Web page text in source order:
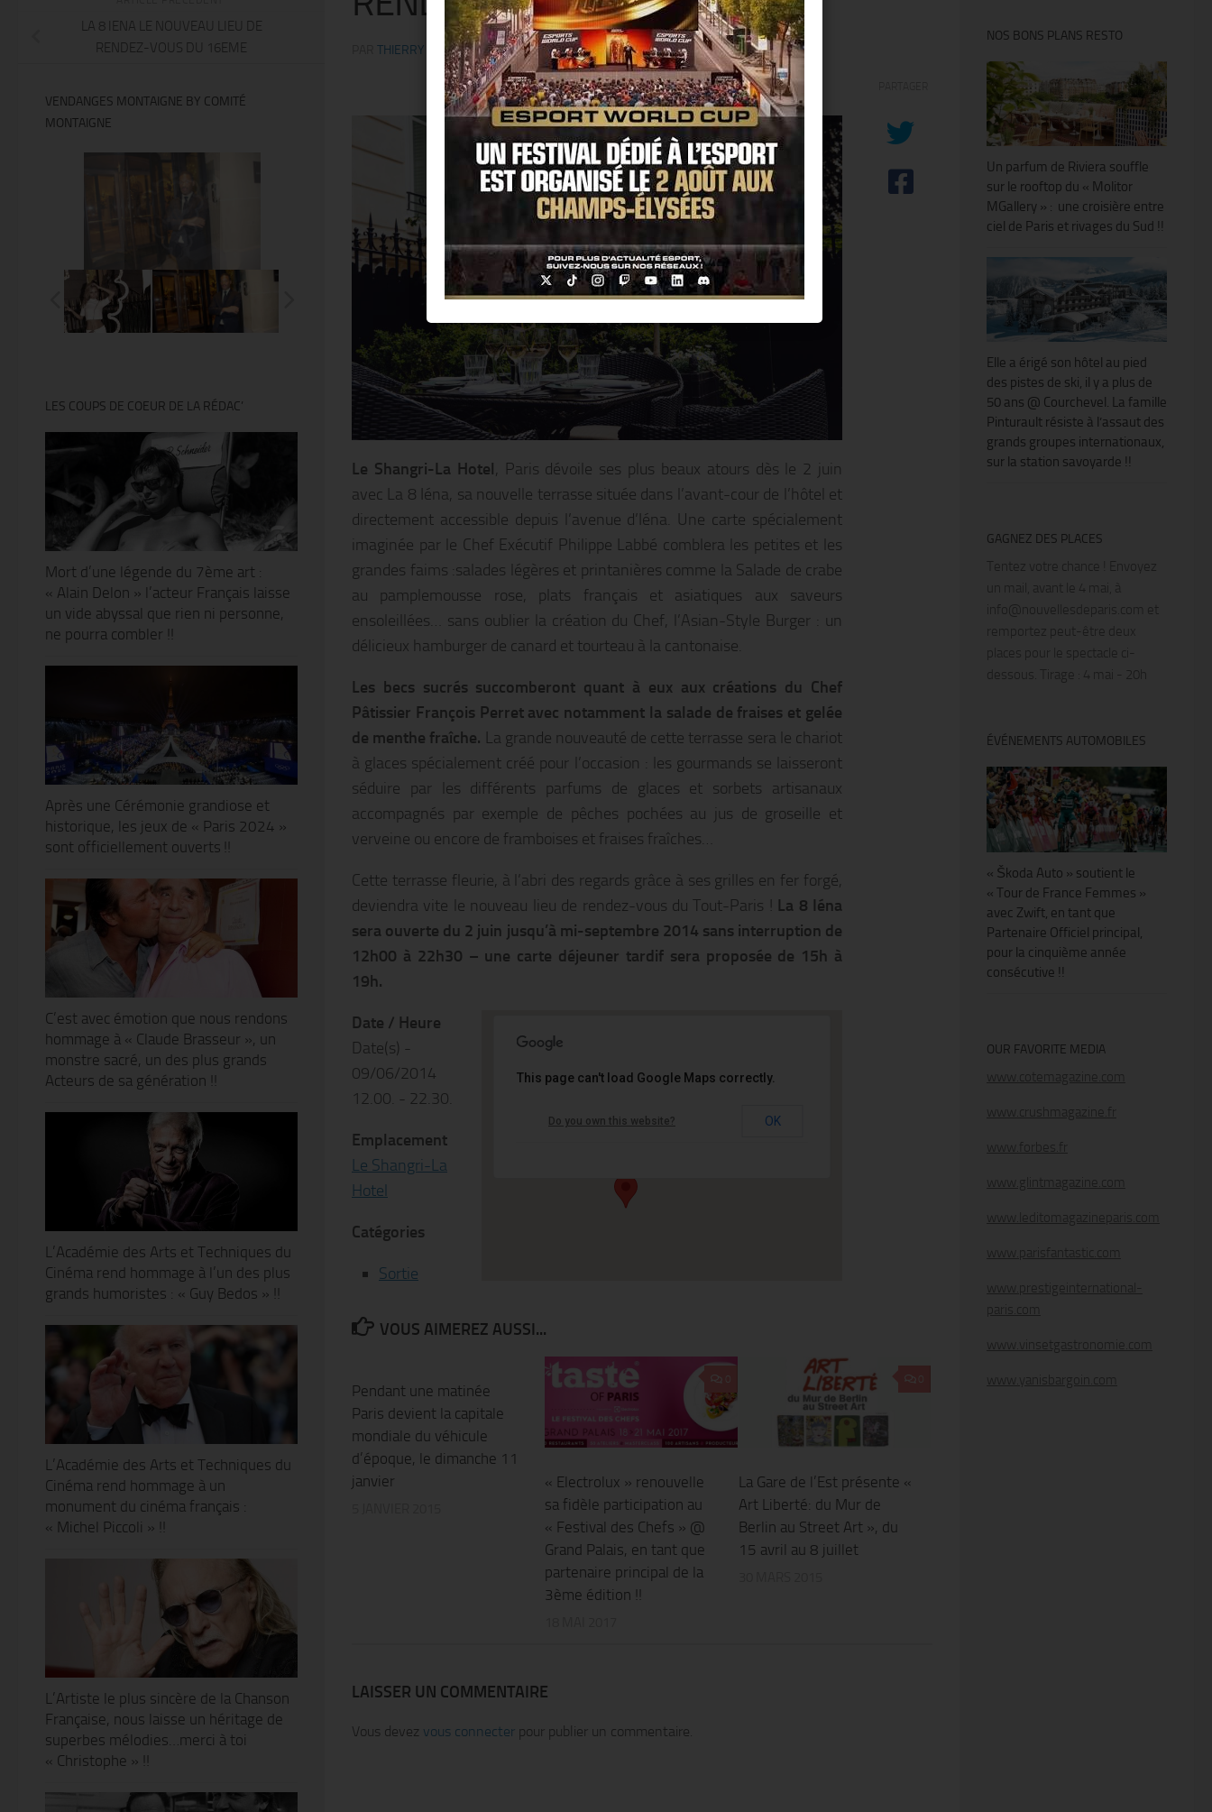
THIERRY KER· PUBLIÉ9 JUIN 2014· MIS À JOUR27 MAI 2014
Le Shangri-La Hotel, Paris dévoile ses plus beaux atours dès le 2 juin
avec La 8 Iéna, sa nouvelle terrasse située dans l’avant-cour de l’hôtel et
directement accessible depuis l’avenue d’Iéna. Une carte spécialement
imaginée par le Chef Exécutif Philippe Labbé comblera les petites et les
grandes faims :salades légères et printanières comme la Salade de crabe
au pamplemousse rose, plats français et asiatiques aux saveurs
ensoleillées… sans oublier la création du Chef, l’Asian-Style Burger : un
délicieux hamburger de canard et tourteau à la cantonaise.
Les becs sucrés succomberont quant à eux aux créations du Chef
Pâtissier François Perret avec notamment la salade de fraises et gelée
de menthe fraîche. La grande nouveauté de cette terrasse sera le chariot
à glaces spécialement créé pour l’occasion : les gourmands se laisseront
séduire par les différents parfums de glaces et sorbets artisanaux
accompagnés par exemple de pêches pochées au jus de groseille et
verveine ou encore de framboises et fraises fraîches…
Cette terrasse fleurie, à l’abri des regards grâce à ses grilles en fer forgé,
deviendra vite le nouveau lieu de rendez-vous du Tout-Paris ! La 8 Iéna
sera ouverte du 2 juin jusqu’à mi-septembre 2014 sans interruption de
12h00 à 22h30 – une carte déjeuner tardif sera proposée de 15h à
19h.
Le Shangri-La Hotel
10 avenue Iena - PARIS
This page can't load Google Maps correctly.
Do you own this website? OK
Date / Heure
Date(s) -
09/06/2014
12.00. - 22.30.
Emplacement
Le Shangri-La
Hotel
Catégories
Sortie
VOUS AIMEREZ AUSSI...
Pendant une matinée
Paris devient la capitale
mondiale du véhicule
d’époque, le dimanche 11
janvier
« Electrolux » renouvelle
sa fidèle participation au
« Festival des Chefs » @
Grand Palais, en tant que
partenaire principal de la
3ème édition !!
La Gare de l’Est présente «
Art Liberté: du Mur de
Berlin au Street Art », du
15 avril au 8 juillet
LAISSER UN COMMENTAIRE
Vous devez vous connecter pour publier un commentaire.
LA 8 IENA LE NOUVEAU LIEU DE
RENDEZ-VOUS DU 16EME
VENDANGES MONTAIGNE BY COMITÉ
MONTAIGNE
LES COUPS DE COEUR DE LA RÉDAC’
Mort d’une légende du 7ème art :
« Alain Delon » l’acteur Français laisse
un vide abyssal que rien ni personne,
ne pourra combler !!
Après une Cérémonie grandiose et
historique, les jeux de « Paris 2024 »
sont officiellement ouverts !!
C’est avec émotion que nous rendons
hommage à « Claude Brasseur », un
monstre sacré, un des plus grands
Acteurs de sa génération !!
L’Académie des Arts et Techniques du
Cinéma rend hommage à l’un des plus
grands humoristes : « Guy Bedos » !!
L’Académie des Arts et Techniques du
Cinéma rend hommage à un
monument du cinéma français :
« Michel Piccoli » !!
L’Artiste le plus sincère de la Chanson
Française, nous laisse un héritage de
superbes mélodies…merci à toi
« Christophe » !!
NOS BONS PLANS RESTO
Un parfum de Riviera souffle
sur le rooftop du « Molitor
MGallery » : une croisière entre
ciel de Paris et rivages du Sud !!
Elle a érigé son hôtel au pied
des pistes de ski, il y a plus de
50 ans @ Courchevel. La famille
Pinturault résiste à l’assaut des
grands groupes internationaux,
sur la station savoyarde !!
GAGNEZ DES PLACES
Tentez votre chance ! Envoyez
un mail, avant le 4 mai, à
info@nouvellesdeparis.com et
remportez peut-être deux
places pour le spectacle ci-
dessous. Tirage : 4 mai - 20h
ÉVÉNEMENTS AUTOMOBILES
« Škoda Auto » soutient le
« Tour de France Femmes »
avec Zwift, en tant que
Partenaire Officiel principal,
pour la cinquième année
consécutive !!
OUR FAVORITE MEDIA
www.cotemagazine.com
www.crushmagazine.fr
www.forbes.fr
www.glintmagazine.com
www.leditomagazineparis.com
www.parisfantastic.com
www.prestigeinternational-
paris.com
www.vinsetgastronomie.com
www.yanisbargoin.com